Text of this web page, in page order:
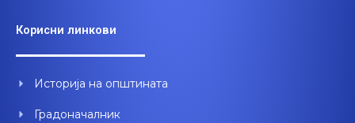
b
o
k
u
b
e
d
n
Корисни линкови
Историја на општината
Градоначалник